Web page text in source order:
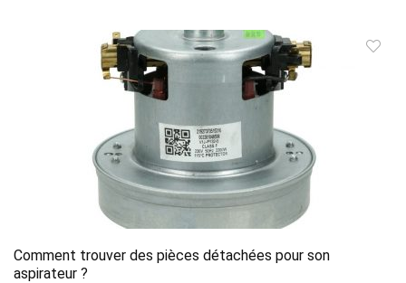
Comment trouver des pièces détachées pour son
aspirateur ?